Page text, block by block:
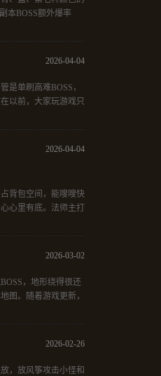
本BOSS额外爆率
是单刷高难BOSS，
以前，大家玩游戏只
2026-04-04
背包空间，能嗖嗖快
心里有底。法师主打
2026-04-04
，地形绕得很还
图。随着游戏更新，
2026-03-02
，放风筝攻击小怪和
2026-02-26